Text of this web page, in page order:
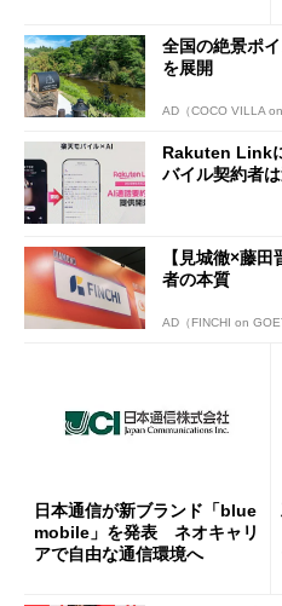
全国の絶景ポ
を展開
AD（COCO VILLA on
Rakuten Link
バイル契約者
【見城徹×藤
者の本質
AD（FINCHI on
日本通信が新ブランド「blue
mobile」を発表 ネオキャリ
アで自由な通信環境へ